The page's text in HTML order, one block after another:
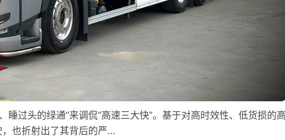
过头的绿通”来调侃“高速三大快”。基于对高时效性、低货损的高
，也折射出了其背后的严…